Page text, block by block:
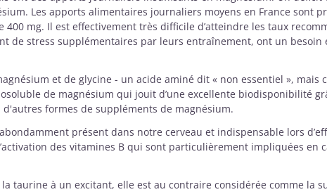
Les apports alimentaires journaliers moyens en France sont
mg. Il est effectivement très difficile d’atteindre les taux
de stress supplémentaires par leurs entraînement, ont un
et de glycine - un acide aminé dit « non essentiel »,
de magnésium qui jouit d’une excellente biodisponibilité
formes de suppléments de magnésium.
présent dans notre cerveau et indispensable lors
des vitamines B qui sont particulièrement impliquées en
taurine à un excitant, elle est au contraire considérée comme la